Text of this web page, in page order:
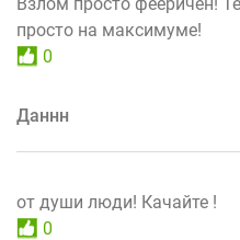
просто на максимуме!
0
Даннн
от души люди! Качайте !
0